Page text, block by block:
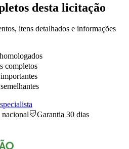
desta licitação
itens detalhados e informações
completos
nacional Garantia 30 dias